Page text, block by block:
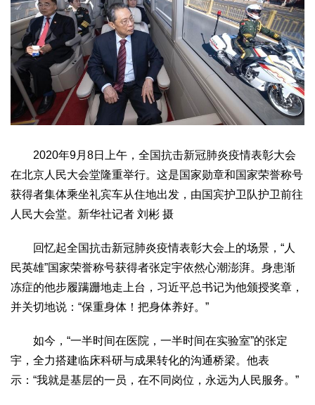
2020年9月8日上午，全国抗击新冠肺炎疫情表彰大会
在北京人民大会堂隆重举行。这是国家勋章和国家荣誉称号
获得者集体乘坐礼宾车从住地出发，由国宾护卫队护卫前往
人民大会堂。新华社记者 刘彬 摄
回忆起全国抗击新冠肺炎疫情表彰大会上的场景，“人
民英雄”国家荣誉称号获得者张定宇依然心潮澎湃。身患渐
冻症的他步履蹒跚地走上台，习近平总书记为他颁授奖章，
并关切地说：“保重身体！把身体养好。”
如今，“一半时间在医院，一半时间在实验室”的张定
宇，全力搭建临床科研与成果转化的沟通桥梁。他表
示：“我就是基层的一员，在不同岗位，永远为人民服务。”